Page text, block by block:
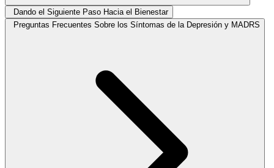
Dando el Siguiente Paso Hacia el Bienestar
Preguntas Frecuentes Sobre los Síntomas de la Depresión y MADRS